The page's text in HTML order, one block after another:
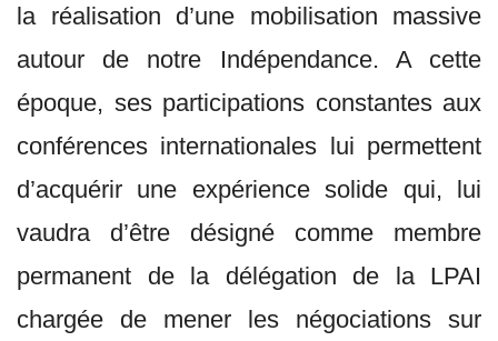
la réalisation d’une mobilisation massive
autour de notre Indépendance. A cette
époque, ses participations constantes aux
conférences internationales lui permettent
d’acquérir une expérience solide qui, lui
vaudra d’être désigné comme membre
permanent de la délégation de la LPAI
chargée de mener les négociations sur